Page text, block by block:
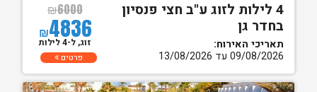
4 לילות לזוג ע"ב חצי פנסיון
בחדר גן
תאריכי האירוח:
09/08/2026 עד 13/08/2026
₪6000
₪4836
זוג, ל-4 לילות
פרטים